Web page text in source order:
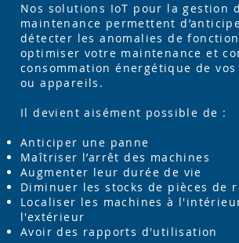
Nos solutions IoT pour la gestion
maintenance permettent
détecter les anomalies de
optimiser votre maintenance et
consommation énergétique de
ou appareils.
Il devient aisément possible de :
Anticiper une panne
Maîtriser l’arrêt des machines
Augmenter leur durée de vie
Diminuer les stocks de pièces de
Localiser les machines à
l'extérieur
Avoir des rapports d'utilisation